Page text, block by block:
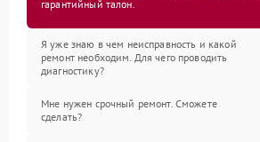
гарантийный талон.
Я уже знаю в чем неисправность и какой
ремонт необходим. Для чего проводить
диагностику?
Мне нужен срочный ремонт. Сможете
сделать?